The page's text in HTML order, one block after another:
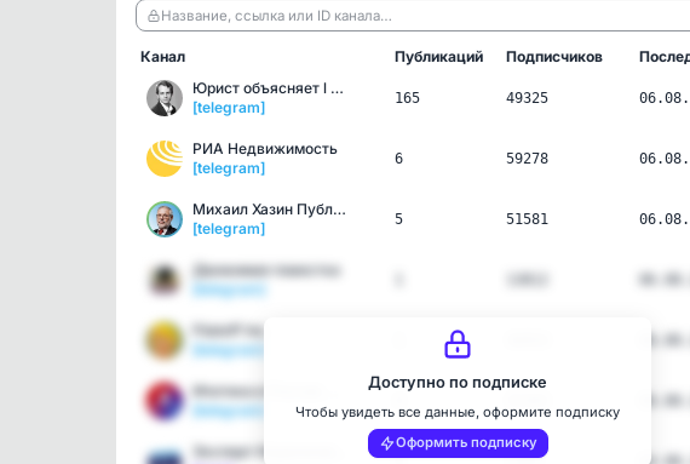
Название, ссылка или ID канала…
Канал Публикаций Подписчиков
Юрист объясняет l Евгени…
[telegram]
165 49325
РИА Недвижимость
[telegram]
6 59278
Михаил Хазин Публикации
[telegram]
5 51581
Движимая повестка
[telegram]
Filatoff Inc.
[telegram]
[telegram]
Доступно по подписке
Чтобы увидеть все данные, оформите подписку
Оформить подписку